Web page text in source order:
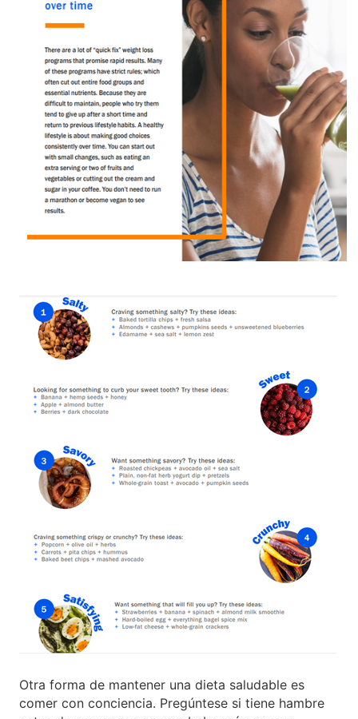
Otra forma de mantener una dieta saludable es
comer con conciencia. Pregúntese si tiene hambre